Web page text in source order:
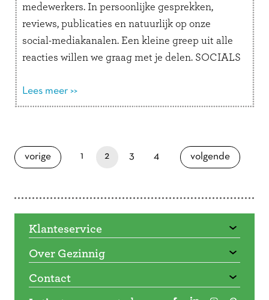
medewerkers. In persoonlijke gesprekken,
reviews, publicaties en natuurlijk op onze
social-mediakanalen. Een kleine greep uit alle
reacties willen we graag met je delen. SOCIALS
van Psychologie Magazine (nummer 7 2022)
verscheen …Lees verder
Lees meer >>
paginapage 2 of 4
vorige
pagina pagina
1 je bent nu op pagina
2 pagina
3 pagina
4 volgende
pagina
Klanteservice
Over Gezinnig
Contact